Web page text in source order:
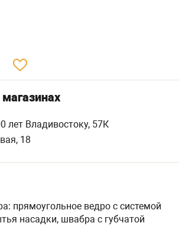
лет Владивостоку, 57К
18
прямоугольное ведро с системой
насадки, швабра с губчатой